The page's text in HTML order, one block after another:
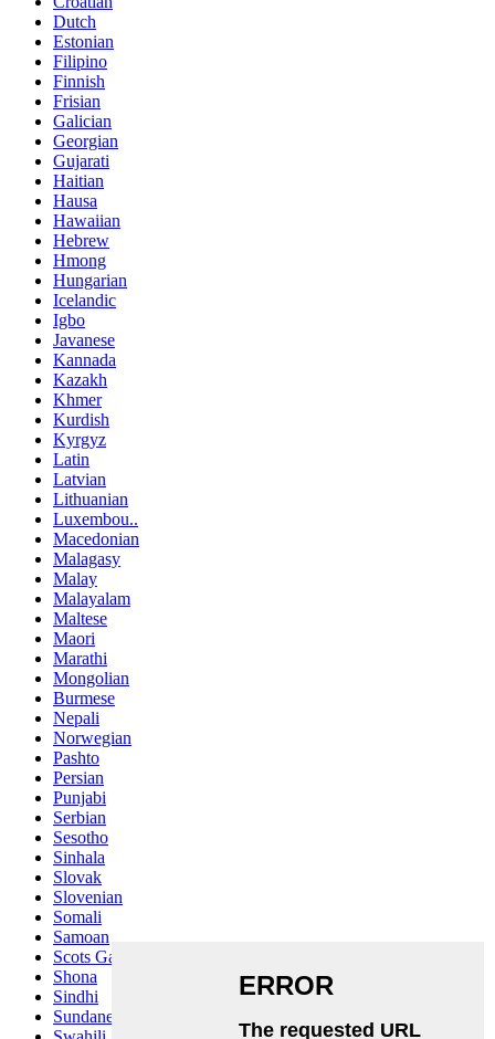
Dutch
Estonian
Filipino
Finnish
Frisian
Galician
Georgian
Gujarati
Haitian
Hausa
Hawaiian
Hebrew
Hmong
Hungarian
Icelandic
Igbo
Javanese
Kannada
Kazakh
Khmer
Kurdish
Kyrgyz
Latin
Latvian
Lithuanian
Luxembou..
Macedonian
Malagasy
Malay
Malayalam
Maltese
Maori
Marathi
Mongolian
Burmese
Nepali
Norwegian
Pashto
Persian
Punjabi
Serbian
Sesotho
Sinhala
Slovak
Slovenian
Somali
Samoan
Scots Gaelic
Shona
Sindhi
Sundanese